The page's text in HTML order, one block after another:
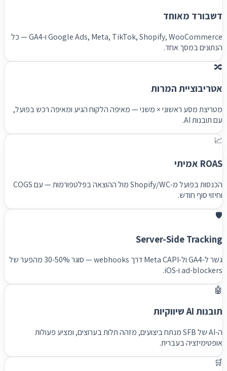
דשבורד מאוחד
Google Ads, Meta, TikTok, Shopify, WooCommerce ו-GA4 — כל
הנתונים במסך אחד.
🔀
אטריבוציית המרות
מטריצת מסע ראשוני × משני — מאיפה הלקוח הגיע ומאיפה רכש בפועל,
עם תובנות AI.
📈
ROAS אמיתי
הכנסות בפועל מ-Shopify/WC מול ההוצאה בפלטפורמות — עם COGS
וחיזוי סוף חודש.
🛡️
Server-Side Tracking
גשר ל-GA4 ול-Meta CAPI דרך webhooks — סוגר 30-50% מהפער של
ad-blockers ו-iOS.
🤖
תובנות AI שיווקיות
ה-AI של SFB מנתח ביצועים, מזהה תלות בערוצים, ומציע פעולות
אופטימיזציה בעברית.
🛒